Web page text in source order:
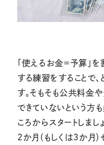
「使えるお金＝予算」
する練習をすることで
す。そもそも公共料金
できていないという方
ころからスタートしまし
2か月（もしくは3か月）